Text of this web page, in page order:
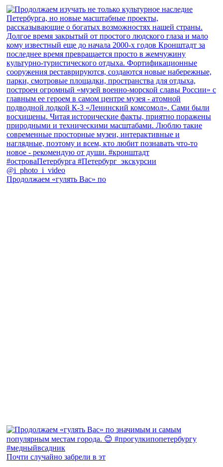
Продолжаем «гулять Вас» по
Почти случайно забрели в эт